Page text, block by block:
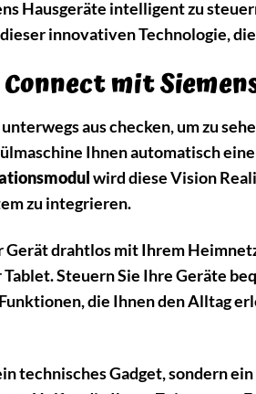
Hausgeräte intelligent zu
innovativen Technologie,
mit
aus checken, um zu
Ihnen automatisch
wird diese Vision
zu integrieren.
drahtlos mit Ihrem
Steuern Sie Ihre Geräte
die Ihnen den Alltag
technisches Gadget, sondern